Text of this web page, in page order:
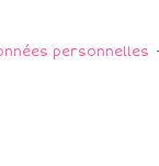
personnelles